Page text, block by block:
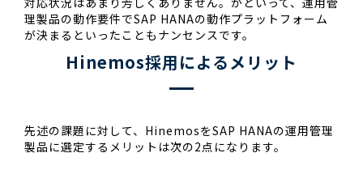
理製品の動作要件でSAP HANAの動作プラットフォーム
が決まるといったこともナンセンスです。
Hinemos採用によるメリット
先述の課題に対して、HinemosをSAP HANAの運用管理
製品に選定するメリットは次の2点になります。